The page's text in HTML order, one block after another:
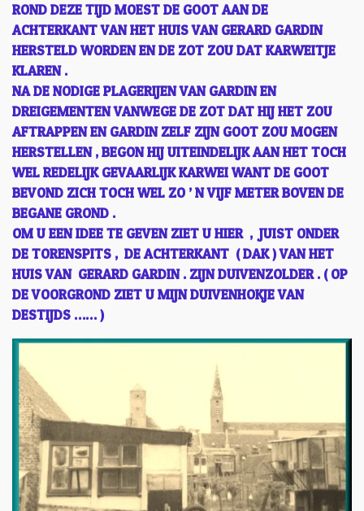
ROND DEZE TIJD MOEST DE GOOT AAN DE
ACHTERKANT VAN HET HUIS VAN GERARD GARDIN
HERSTELD WORDEN EN DE ZOT ZOU DAT KARWEITJE
KLAREN .
NA DE NODIGE PLAGERIJEN VAN GARDIN EN
DREIGEMENTEN VANWEGE DE ZOT DAT HIJ HET ZOU
AFTRAPPEN EN GARDIN ZELF ZIJN GOOT ZOU MOGEN
HERSTELLEN , BEGON HIJ UITEINDELIJK AAN HET TOCH
WEL REDELIJK GEVAARLIJK KARWEI WANT DE GOOT
BEVOND ZICH TOCH WEL ZO ’ N VIJF METER BOVEN DE
BEGANE GROND .
OM U EEN IDEE TE GEVEN ZIET U HIER , JUIST ONDER
DE TORENSPITS , DE ACHTERKANT ( DAK ) VAN HET
HUIS VAN GERARD GARDIN . ZIJN DUIVENZOLDER . ( OP
DE VOORGROND ZIET U MIJN DUIVENHOKJE VAN
DESTIJDS …… )